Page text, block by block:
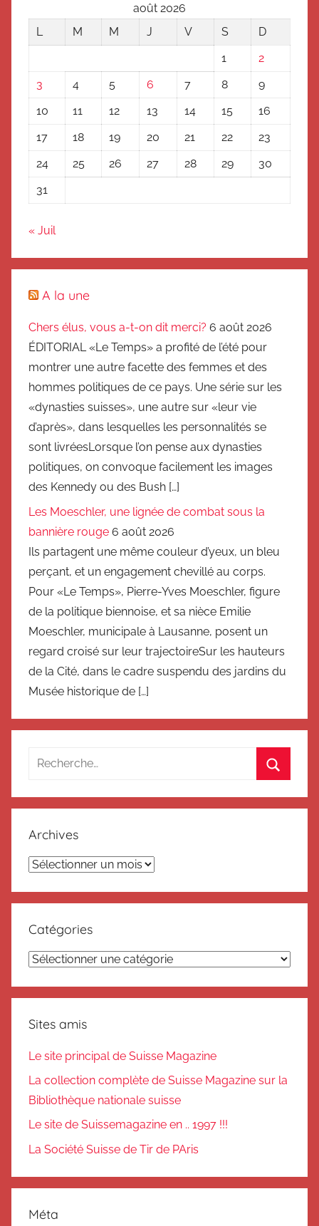
août 2026
L
M M J V S
D
1
2
3
4 5 6 7 8
9
10
11 12 13 14 15
16
17
18 19 20 21 22
23
24
25 26 27 28 29
30
31
« Juil
A la une
Chers élus, vous a-t-on dit merci? 6 août 2026
ÉDITORIAL «Le Temps» a profité de l’été pour
montrer une autre facette des femmes et des
hommes politiques de ce pays. Une série sur les
«dynasties suisses», une autre sur «leur vie
d’après», dans lesquelles les personnalités se
sont livréesLorsque l’on pense aux dynasties
politiques, on convoque facilement les images
des Kennedy ou des Bush […]
Les Moeschler, une lignée de combat sous la
bannière rouge 6 août 2026
Ils partagent une même couleur d’yeux, un bleu
perçant, et un engagement chevillé au corps.
Pour «Le Temps», Pierre-Yves Moeschler, figure
de la politique biennoise, et sa nièce Emilie
Moeschler, municipale à Lausanne, posent un
regard croisé sur leur trajectoireSur les hauteurs
de la Cité, dans le cadre suspendu des jardins du
Musée historique de […]
Recherche
:
Archives
Archives
Catégories
Catégories
Sites amis
Le site principal de Suisse Magazine
La collection complète de Suisse Magazine sur la
Bibliothèque nationale suisse
Le site de Suissemagazine en .. 1997 !!!
La Société Suisse de Tir de PAris
Méta